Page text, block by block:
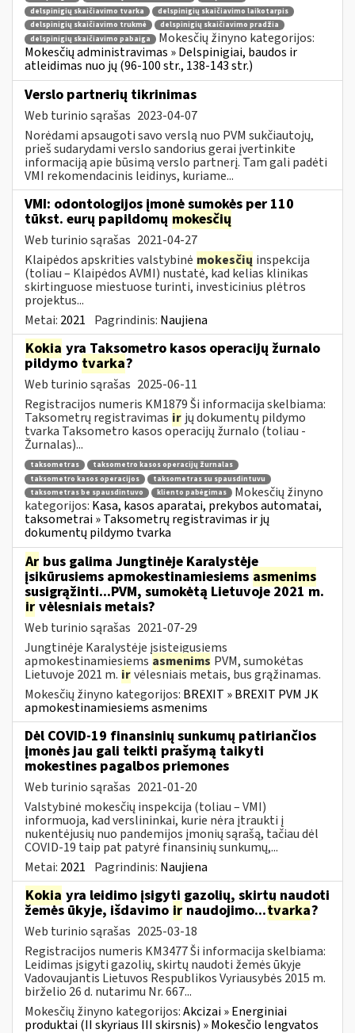
delspinigių skaičiavimo tvarka
delspinigių skaičiavimo laikotarpis
delspinigių skaičiavimo trukmė
delspinigių skaičiavimo pradžia
delspinigių skaičiavimo pabaiga
Mokesčių žinyno kategorijos:
Mokesčių administravimas » Delspinigiai, baudos ir
atleidimas nuo jų (96-100 str., 138-143 str.)
Verslo partnerių tikrinimas
Web turinio sąrašas 2023-04-07
Norėdami apsaugoti savo verslą nuo PVM sukčiautojų,
prieš sudarydami verslo sandorius gerai įvertinkite
informaciją apie būsimą verslo partnerį. Tam gali padėti
VMI rekomendacinis leidinys, kuriame...
VMI: odontologijos įmonė sumokės per 110
tūkst. eurų papildomų mokesčių
Web turinio sąrašas 2021-04-27
Klaipėdos apskrities valstybinė mokesčių inspekcija
(toliau – Klaipėdos AVMI) nustatė, kad kelias klinikas
skirtinguose miestuose turinti, investicinius plėtros
projektus...
Metai: 2021 Pagrindinis: Naujiena
Kokia yra Taksometro kasos operacijų žurnalo
pildymo tvarka?
Web turinio sąrašas 2025-06-11
Registracijos numeris KM1879 Ši informacija skelbiama:
Taksometrų registravimas ir jų dokumentų pildymo
tvarka Taksometro kasos operacijų žurnalo (toliau -
Žurnalas)...
taksometras
taksometro kasos operacijų žurnalas
taksometro kasos operacijos
taksometras su spausdintuvu
taksometras be spausdintuvo
kliento pabėgimas
Mokesčių žinyno
kategorijos: Kasa, kasos aparatai, prekybos automatai,
taksometrai » Taksometrų registravimas ir jų
dokumentų pildymo tvarka
Ar bus galima Jungtinėje Karalystėje
įsikūrusiems apmokestinamiesiems asmenims
susigrąžinti...PVM, sumokėtą Lietuvoje 2021 m.
ir vėlesniais metais?
Web turinio sąrašas 2021-07-29
Jungtinėje Karalystėje įsisteigusiems
apmokestinamiesiems asmenims PVM, sumokėtas
Lietuvoje 2021 m. irvėlesniais metais, bus grąžinamas.
Mokesčių žinyno kategorijos: BREXIT » BREXIT PVM JK
apmokestinamiesiems asmenims
Dėl COVID-19 finansinių sunkumų patiriančios
įmonės jau gali teikti prašymą taikyti
mokestines pagalbos priemones
Web turinio sąrašas 2021-01-20
Valstybinė mokesčių inspekcija (toliau – VMI)
informuoja, kad verslininkai, kurie nėra įtraukti į
nukentėjusių nuo pandemijos įmonių sąrašą, tačiau dėl
COVID-19 taip pat patyrė finansinių sunkumų,...
Metai: 2021 Pagrindinis: Naujiena
Kokia yra leidimo įsigyti gazolių, skirtų naudoti
žemės ūkyje, išdavimo ir naudojimo...tvarka?
Web turinio sąrašas 2025-03-18
Registracijos numeris KM3477 Ši informacija skelbiama:
Leidimas įsigyti gazolių, skirtų naudoti žemės ūkyje
Vadovaujantis Lietuvos Respublikos Vyriausybės 2015 m.
birželio 26 d. nutarimu Nr. 667...
Mokesčių žinyno kategorijos:Akcizai » Energiniai
produktai (II skyriaus III skirsnis) » Mokesčio lengvatos